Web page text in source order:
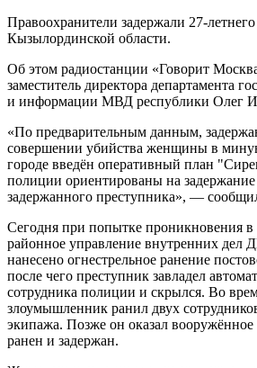
Правоохранители задержали 27-
Кызылординской области.
Об этом радиостанции «Говорит
заместитель директора департамента
и информации МВД республики Олег
«По предварительным данным,
совершении убийства женщины в
городе введён оперативный план
полиции ориентированы на задержание
задержанного преступника», —
Сегодня при попытке проникновения
районное управление внутренних
нанесено огнестрельное ранение
после чего преступник завладел
сотрудника полиции и скрылся. Во
злоумышленник ранил двух
экипажа. Позже он оказал
ранен и задержан.